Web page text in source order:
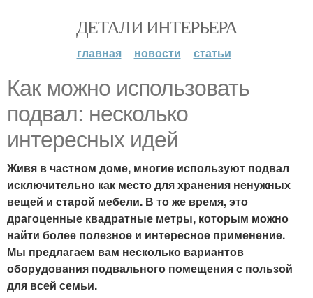
ДЕТАЛИ ИНТЕРЬЕРА
главная новости статьи
Как можно использовать
подвал: несколько
интересных идей
Живя в частном доме, многие используют подвал
исключительно как место для хранения ненужных
вещей и старой мебели. В то же время, это
драгоценные квадратные метры, которым можно
найти более полезное и интересное применение.
Мы предлагаем вам несколько вариантов
оборудования подвального помещения с пользой
для всей семьи.